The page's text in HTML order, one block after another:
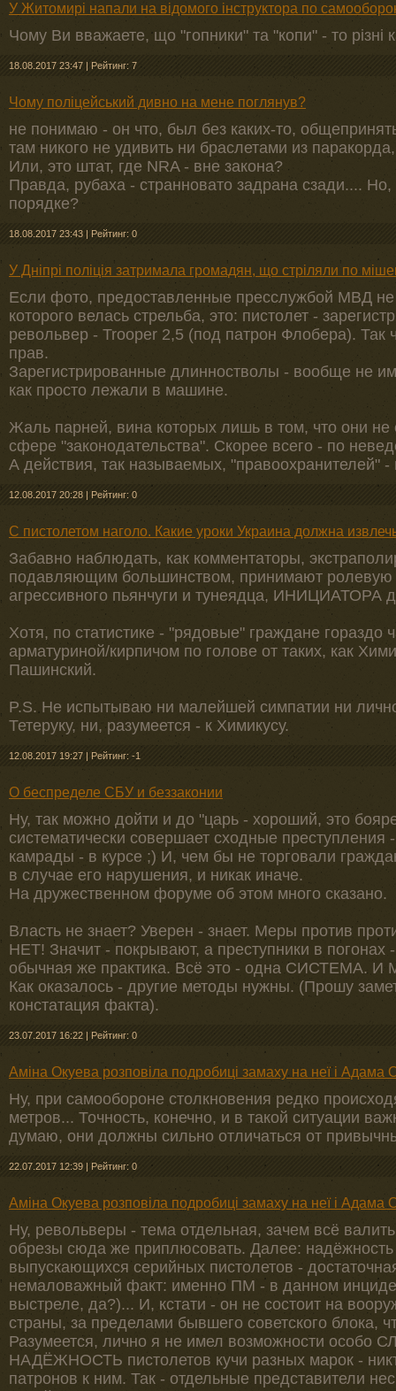
У Житомирі напали на відомого інструктора по
Чому Ви вважаете, що "гопники" та "копи" - то рiзнi
18.08.2017 23:47 | Рейтинг: 7
Чому поліцейський дивно на мене поглянув?
не понимаю - он что, был без каких-то,
там никого не удивить ни браслетами из
Или, это штат, где NRA - вне закона?
Правда, рубаха - странновато задрана сзади....
порядке?
18.08.2017 23:43 | Рейтинг: 0
У Дніпрі поліція затримала громадян, що стріляли по
Если фото, предоставленные пресслужбой МВД
которого велась стрельба, это: пистолет -
револьвер - Trooper 2,5 (под патрон Флобера).
прав.
Зарегистрированные длинностволы - вообще не
как просто лежали в машине.
Жаль парней, вина которых лишь в том, что они
сфере "законодательства". Скорее всего - по
А действия, так называемых, "правоохранителей"
12.08.2017 20:28 | Рейтинг: 0
С пистолетом наголо. Какие уроки Украина должна
Забавно наблюдать, как комментаторы,
подавляющим большинством, принимают
агрессивного пьянчуги и тунеядца, ИНИЦИАТОРА
Хотя, по статистике - "рядовые" граждане
арматуриной/кирпичом по голове от таких, как
Пашинский.
P.S. Не испытываю ни малейшей симпатии ни
Тетеруку, ни, разумеется - к Химикусу.
12.08.2017 19:27 | Рейтинг: -1
О беспределе СБУ и беззаконии
Ну, так можно дойти и до "царь - хороший, это
систематически совершает сходные
камрады - в курсе ;) И, чем бы не торговали
в случае его нарушения, и никак иначе.
На дружественном форуме об этом много сказано.
Власть не знает? Уверен - знает. Меры против
НЕТ! Значит - покрывают, а преступники в погонах
обычная же практика. Всё это - одна СИСТЕМА. И
Как оказалось - другие методы нужны. (Прошу
констатация факта).
23.07.2017 16:22 | Рейтинг: 0
Аміна Окуева розповіла подробиці замаху на неї і Адама
Ну, при самообороне столкновения редко
метров... Точность, конечно, и в такой ситуации
думаю, они должны сильно отличаться от
22.07.2017 12:39 | Рейтинг: 0
Аміна Окуева розповіла подробиці замаху на неї і Адама
Ну, револьверы - тема отдельная, зачем всё
обрезы сюда же приплюсовать. Далее: надёжность
выпускающихся серийных пистолетов -
немаловажный факт: именно ПМ - в данном
выстреле, да?)... И, кстати - он не состоит на
страны, за пределами бывшего советского блока,
Разумеется, лично я не имел возможности
НАДЁЖНОСТЬ пистолетов кучи разных марок -
патронов к ним. Так - отдельные представители